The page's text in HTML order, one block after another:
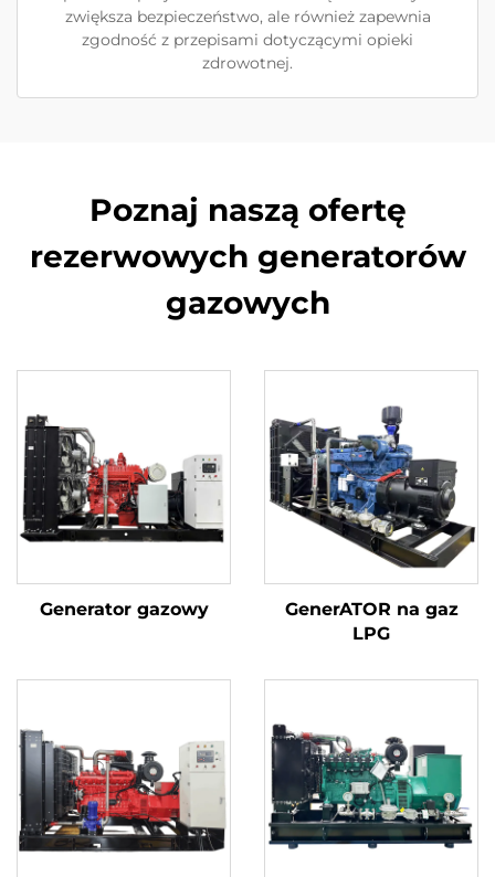
zwiększa bezpieczeństwo, ale również zapewnia
zgodność z przepisami dotyczącymi opieki
zdrowotnej.
Poznaj naszą ofertę
rezerwowych generatorów
gazowych
Generator gazowy
GenerATOR na gaz
LPG